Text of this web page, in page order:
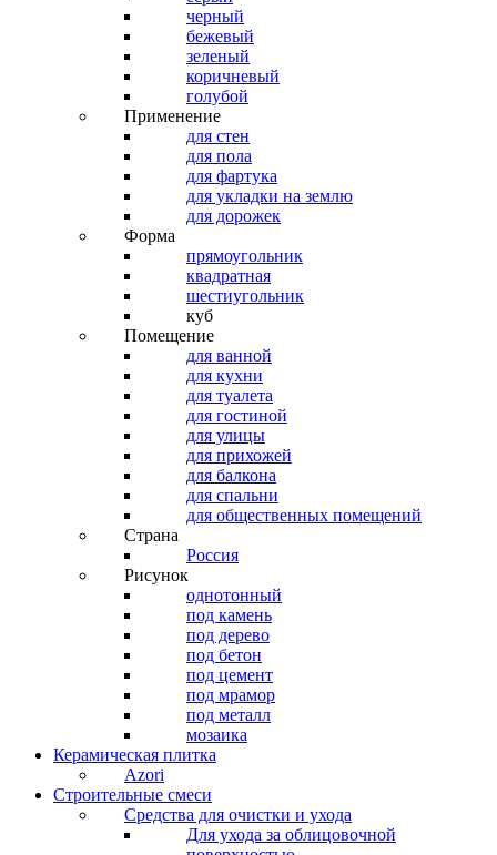
черный
бежевый
зеленый
коричневый
голубой
Применение
для стен
для пола
для фартука
для укладки на землю
для дорожек
Форма
прямоугольник
квадратная
шестиугольник
куб
Помещение
для ванной
для кухни
для туалета
для гостиной
для улицы
для прихожей
для балкона
для спальни
для общественных помещений
Страна
Россия
Рисунок
однотонный
под камень
под дерево
под бетон
под цемент
под мрамор
под металл
мозаика
Керамическая плитка
Azori
Строительные смеси
Средства для очистки и ухода
Для ухода за облицовочной